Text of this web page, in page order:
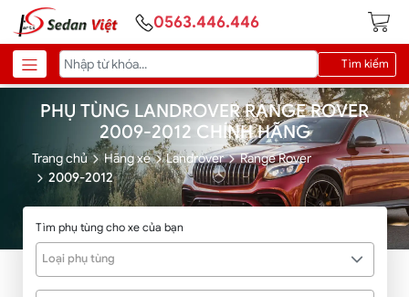
0563.446.446
Tìm kiếm
PHỤ TÙNG LANDROVER RANGE ROVER
2009-2012 CHÍNH HÃNG
Trang chủ Hãng xe Landrover
Range Rover
2009-2012
Tìm phụ tùng cho xe của bạn
Loại phụ tùng